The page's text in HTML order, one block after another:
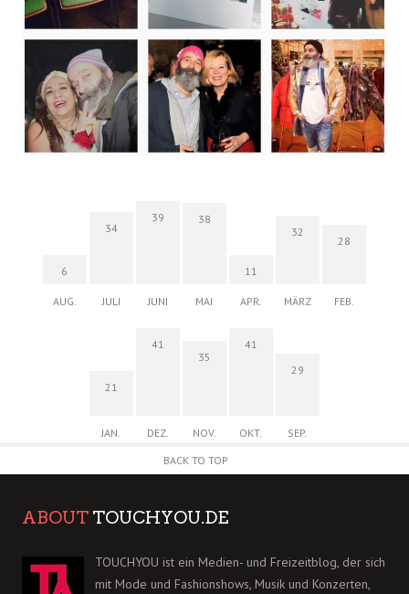
6
AUG.
34
JULI
39
JUNI
38
MAI
11
APR.
32
MÄRZ
28
FEB.
21
JAN.
41
DEZ.
35
NOV.
41
OKT.
29
SEP.
BACK TO TOP
ABOUT TOUCHYOU.DE
TOUCHYOU ist ein Medien- und Freizeitblog, der sich
mit Mode und Fashionshows, Musik und Konzerten,